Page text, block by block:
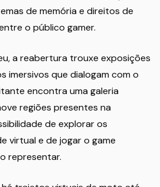
de memória e direitos de
o público gamer.
a reabertura trouxe exposições
imersivos que dialogam com o
encontra uma galeria
regiões presentes na
de explorar os
virtual e de jogar o game
representar.